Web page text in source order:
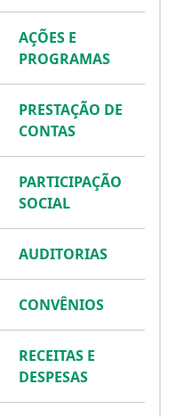
AÇÕES E
PROGRAMAS
PRESTAÇÃO DE
CONTAS
PARTICIPAÇÃO
SOCIAL
AUDITORIAS
CONVÊNIOS
RECEITAS E
DESPESAS